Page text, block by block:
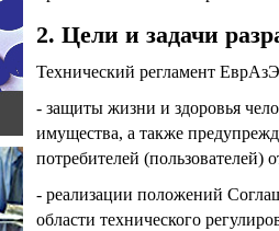
2. Цели и задачи
Технический регламент
- защиты жизни и здоровья
имущества, а также
потребителей (пользователей)
- реализации положений
области технического